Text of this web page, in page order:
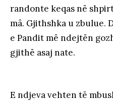
randonte keqas në
mâ. Gjithshka u zbulue.
e Pandit më ndejtën
gjithë asaj nate.
E ndjeva vehten të